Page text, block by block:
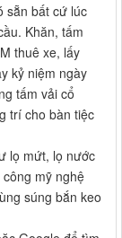
sẵn bất cứ lúc
Khăn, tấm
thuê xe, lấy
kỷ niệm ngày
tấm vải cổ
trí cho bàn tiệc
lọ mứt, lọ nước
mỹ nghệ
súng bắn keo